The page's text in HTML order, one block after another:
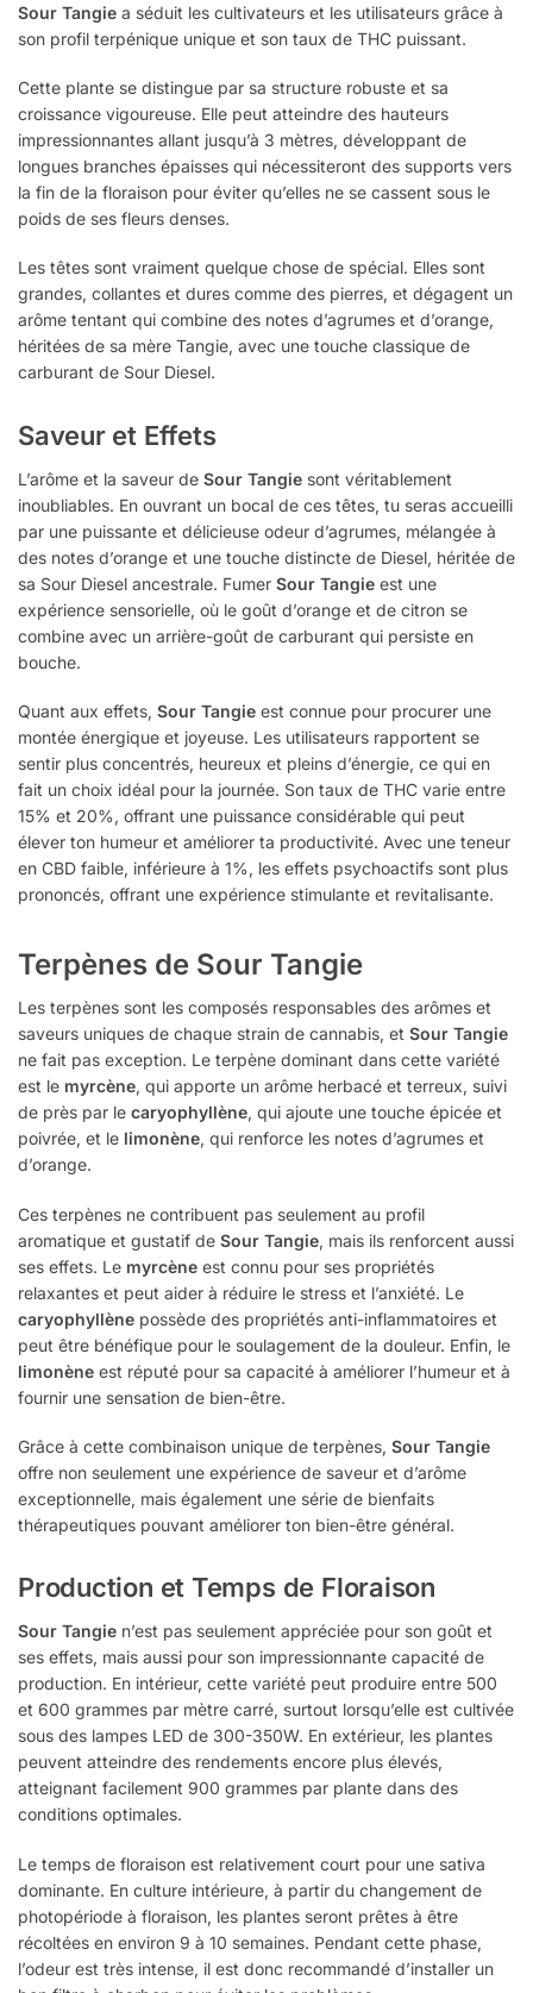
Sour Tangie a séduit les cultivateurs et les utilisateurs grâce à
son profil terpénique unique et son taux de THC puissant.
Cette plante se distingue par sa structure robuste et sa
croissance vigoureuse. Elle peut atteindre des hauteurs
impressionnantes allant jusqu’à 3 mètres, développant de
longues branches épaisses qui nécessiteront des supports vers
la fin de la floraison pour éviter qu’elles ne se cassent sous le
poids de ses fleurs denses.
Les têtes sont vraiment quelque chose de spécial. Elles sont
grandes, collantes et dures comme des pierres, et dégagent un
arôme tentant qui combine des notes d’agrumes et d’orange,
héritées de sa mère Tangie, avec une touche classique de
carburant de Sour Diesel.
Saveur et Effets
L’arôme et la saveur de Sour Tangie sont véritablement
inoubliables. En ouvrant un bocal de ces têtes, tu seras accueilli
par une puissante et délicieuse odeur d’agrumes, mélangée à
des notes d’orange et une touche distincte de Diesel, héritée de
sa Sour Diesel ancestrale. Fumer Sour Tangie est une
expérience sensorielle, où le goût d’orange et de citron se
combine avec un arrière-goût de carburant qui persiste en
bouche.
Quant aux effets, Sour Tangie est connue pour procurer une
montée énergique et joyeuse. Les utilisateurs rapportent se
sentir plus concentrés, heureux et pleins d’énergie, ce qui en
fait un choix idéal pour la journée. Son taux de THC varie entre
15% et 20%, offrant une puissance considérable qui peut
élever ton humeur et améliorer ta productivité. Avec une teneur
en CBD faible, inférieure à 1%, les effets psychoactifs sont plus
prononcés, offrant une expérience stimulante et revitalisante.
Terpènes de Sour Tangie
Les terpènes sont les composés responsables des arômes et
saveurs uniques de chaque strain de cannabis, et Sour Tangie
ne fait pas exception. Le terpène dominant dans cette variété
est le myrcène, qui apporte un arôme herbacé et terreux, suivi
de près par le caryophyllène, qui ajoute une touche épicée et
poivrée, et le limonène, qui renforce les notes d’agrumes et
d’orange.
Ces terpènes ne contribuent pas seulement au profil
aromatique et gustatif de Sour Tangie, mais ils renforcent aussi
ses effets. Le myrcène est connu pour ses propriétés
relaxantes et peut aider à réduire le stress et l’anxiété. Le
caryophyllène possède des propriétés anti-inflammatoires et
peut être bénéfique pour le soulagement de la douleur. Enfin, le
limonène est réputé pour sa capacité à améliorer l’humeur et à
fournir une sensation de bien-être.
Grâce à cette combinaison unique de terpènes, Sour Tangie
offre non seulement une expérience de saveur et d’arôme
exceptionnelle, mais également une série de bienfaits
thérapeutiques pouvant améliorer ton bien-être général.
Production et Temps de Floraison
Sour Tangie n’est pas seulement appréciée pour son goût et
ses effets, mais aussi pour son impressionnante capacité de
production. En intérieur, cette variété peut produire entre 500
et 600 grammes par mètre carré, surtout lorsqu’elle est cultivée
sous des lampes LED de 300-350W. En extérieur, les plantes
peuvent atteindre des rendements encore plus élevés,
atteignant facilement 900 grammes par plante dans des
conditions optimales.
Le temps de floraison est relativement court pour une sativa
dominante. En culture intérieure, à partir du changement de
photopériode à floraison, les plantes seront prêtes à être
récoltées en environ 9 à 10 semaines. Pendant cette phase,
l’odeur est très intense, il est donc recommandé d’installer un